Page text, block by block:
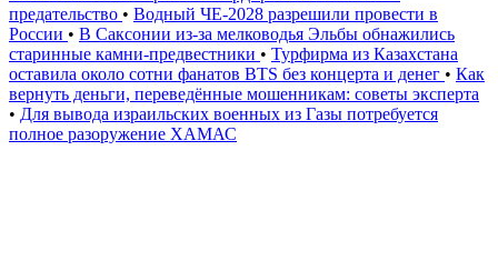
предательство • Водный ЧЕ-2028 разрешили провести в
России • В Саксонии из-за мелководья Эльбы обнажились
старинные камни-предвестники • Турфирма из Казахстана
оставила около сотни фанатов BTS без концерта и денег • Как
вернуть деньги, переведённые мошенникам: советы эксперта
• Для вывода израильских военных из Газы потребуется
полное разоружение ХАМАС